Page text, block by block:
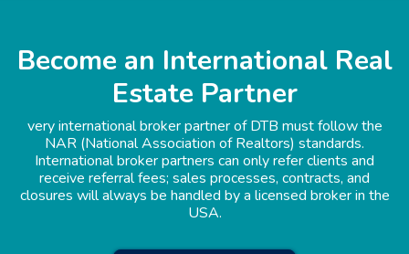
Become an International Real
Estate Partner
very international broker partner of DTB must follow the
NAR (National Association of Realtors) standards.
International broker partners can only refer clients and
receive referral fees; sales processes, contracts, and
closures will always be handled by a licensed broker in the
USA.